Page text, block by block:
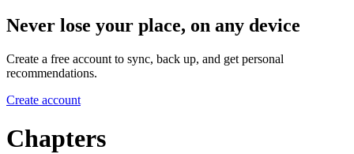
Never lose your place, on any device
Create a free account to sync, back up, and get personal
recommendations.
Create account
Chapters